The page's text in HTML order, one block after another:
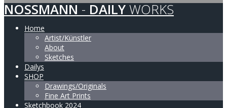
NOSSMANN - DAILY WORKS
Home
Artist/Künstler
About
Sketches
Dailys
SHOP
Drawings/Originals
Fine Art Prints
Sketchbook 2024